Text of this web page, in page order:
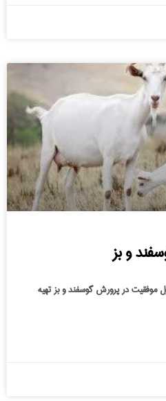
و بز
موفقیت در پرورش گوسفند و بز تهیه